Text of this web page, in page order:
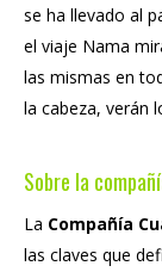
se ha llevado al
el viaje Nama
las mismas en
la cabeza, verán
Sobre la
La Compañía
las claves que